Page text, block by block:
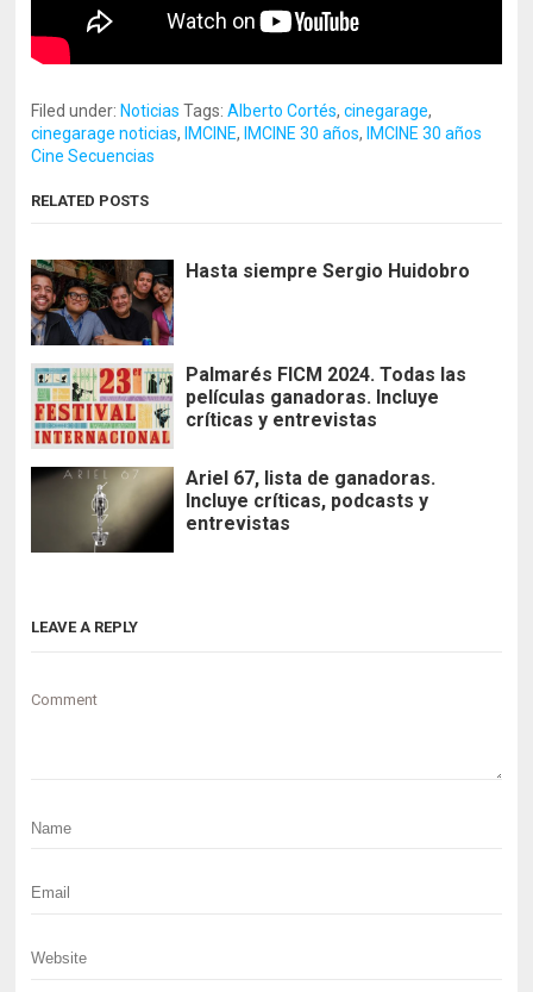
Filed under: Noticias Tags:Alberto Cortés,cinegarage,
cinegarage noticias, IMCINE, IMCINE 30 años, IMCINE 30 años
Cine Secuencias
RELATED POSTS
Hasta siempre Sergio Huidobro
Palmarés FICM 2024. Todas las
películas ganadoras. Incluye
críticas y entrevistas
Ariel 67, lista de ganadoras.
Incluye críticas, podcasts y
entrevistas
LEAVE A REPLY
Comment